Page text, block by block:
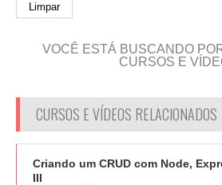
Limpar
VOCÊ ESTÁ BUSCANDO
CURSOS E
CURSOS E VÍDEOS RELACIONADOS
Criando um CRUD com Node,
III